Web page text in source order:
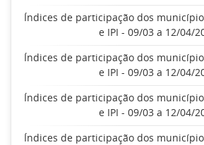
Índices de participação dos
e IPI - 09/03 a 12/04/
Índices de participação dos
e IPI - 09/03 a 12/04/
Índices de participação dos
e IPI - 09/03 a 12/04/
Índices de participação dos